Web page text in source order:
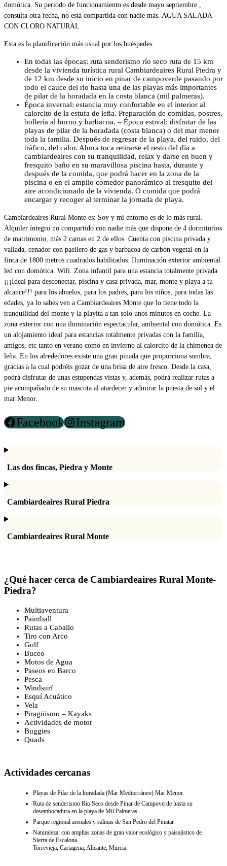
domótica. Su periodo de funcionamiento es desde mayo septiembre ,
consulta otra fecha, no está compartida con nadie más. AGUA SALADA
CON CLORO NATURAL
Esta es la planificación más usual por los huéspedes:
En todas las épocas: ruta senderismo río seco ruta de 15 km
desde la vivienda turística rural Cambiardeaires Rural Piedra y
de 12 km desde su inicio en pinar de campoverde pasando por
todo el cauce del rio hasta una de las playas más importantes
de pilar de la horadada en la costa blanca (mil palmeras).
Época invernal: estancia muy confortable en el interior al
calorcito de la estufa de leña. Preparación de comidas, postres,
bollería al horno y barbacoa. – Época estival: disfrutar de las
playas de pilar de la horadada (costa blanca) o del mar menor
toda la familia. Después de regresar de la playa, del ruido, del
tráfico, del calor. Ahora toca retirarse el resto del día a
cambiardeaires con su tranquilidad, relax y darse en buen y
fresquito baño en su maravillosa piscina hasta, durante y
después de la comida, que podrá hacer en la zona de la
piscina o en el amplio comedor panorámico al fresquito del
aire acondicionado de la vivienda. O comida que podrá
encargar y recoger al terminar la jornada de playa.
Cambiardeaires Rural Monte es: Soy y mi entorno es de lo más rural.
Alquiler íntegro no compartido con nadie más que dispone de 4 dormitorios
de matrimonio, más 2 camas en 2 de ellos. Cuenta con piscina privada y
vallada, cenador con paellero de gas y barbacoa de carbón vegetal en la
finca de 1800 metros cuadrados habilitados. Iluminación exterior ambiental
led con domótica. Wifi. Zona infantil para una estancia totalmente privada
¡¡¡Ideal para desconectar, piscina y casa privada, mar, monte y playa a tu
alcance!!! para los abuelos, para los padres, para los niños, para todas las
edades, ya lo sabes ven a Cambiardeaires Monte que lo tiene todo la
tranquilidad del monte y la playita a tan solo unos minutos en coche. La
zona exterior con una iluminación espectacular, ambiental con domótica. Es
un alojamiento ideal para estancias totalmente privadas con la familia,
amigos, etc tanto en verano como en invierno al calorcito de la chimenea de
leña. En los alrededores existe una gran pinada que proporciona sombra,
gracias a la cual podréis gozar de una brisa de aire fresco. Desde la casa,
podrá disfrutar de unas estupendas vistas y, además, podrá realizar rutas a
pie acompañado de su mascota al atardecer y admirar la puesta de sol y el
mar Menor.
Facebook Instagram
Las dos fincas, Piedra y Monte
Cambiardeaires Rural Piedra
Cambiardeaires Rural Monte
¿Qué hacer cerca de Cambiardeaires Rural Monte-
Piedra?
Multiaventura
Paintball
Rutas a Caballo
Tiro con Arco
Golf
Buceo
Motos de Agua
Paseos en Barco
Pesca
Windsurf
Esquí Acuático
Vela
Piragüismo – Kayaks
Actividades de motor
Buggies
Quads
Actividades cercanas
Playas de Pilar de la horadada (Mar Mediterráneo) Mar Menor.
Ruta de senderismo Rio Seco desde Pinar de Campoverde hasta su
desembocadura en la playa de Mil Palmeras.
Parque regional arenales y salinas de San Pedro del Pinatar.
Naturaleza: con amplias zonas de gran valor ecológico y paisajístico de
Sierra de Escalona.
Torrevieja, Cartagena, Alicante, Murcia.